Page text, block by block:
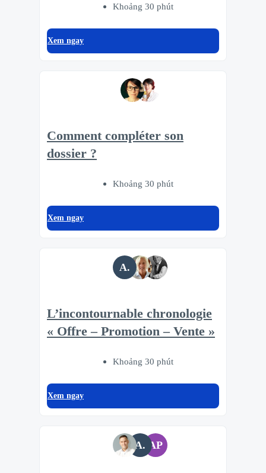
Khoảng 30 phút
Xem ngay
Comment compléter son
dossier ?
Khoảng 30 phút
Xem ngay
A.
L’incontournable chronologie
« Offre – Promotion – Vente »
Khoảng 30 phút
Xem ngay
A. AP